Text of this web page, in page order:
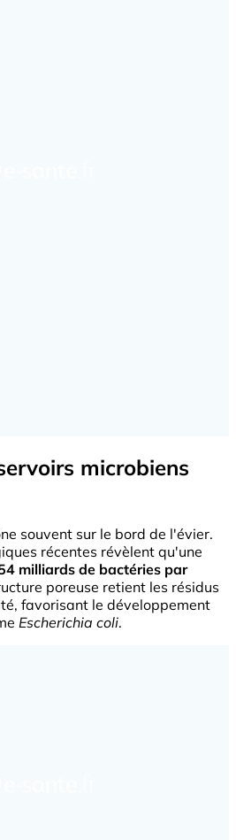
microbiens
souvent sur le bord de l'évier.
récentes révèlent qu'une
milliards de bactéries par
poreuse retient les résidus
favorisant le développement
Escherichia coli.